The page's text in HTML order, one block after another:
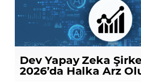
Dev Yapay Zeka
2026’da Halka Arz